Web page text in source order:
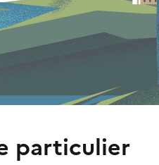
particulier